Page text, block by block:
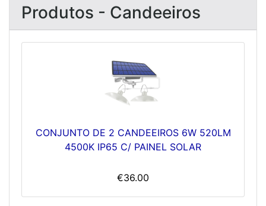
Produtos - Candeeiros
CONJUNTO DE 2 CANDEEIROS 6W 520LM
4500K IP65 C/ PAINEL SOLAR
€36.00